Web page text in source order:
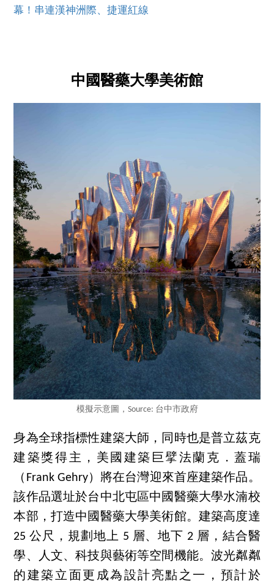
幕！串連漢神洲際、捷運紅線
中國醫藥大學美術館
模擬示意圖，Source: 台中市政府
身為全球指標性建築大師，同時也是普立茲克
建築獎得主，美國建築巨擘法蘭克．蓋瑞
（Frank Gehry）將在台灣迎來首座建築作品。
該作品選址於台中北屯區中國醫藥大學水湳校
本部，打造中國醫藥大學美術館。建築高度達
25 公尺，規劃地上 5 層、地下 2 層，結合醫
學、人文、科技與藝術等空間機能。波光粼粼
的建築立面更成為設計亮點之一，預計於